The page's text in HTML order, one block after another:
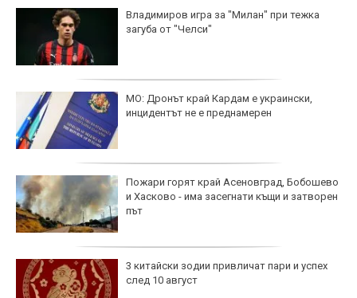
Владимиров игра за "Милан" при тежка
загуба от "Челси"
МО: Дронът край Кардам е украински,
инцидентът не е преднамерен
Пожари горят край Асеновград, Бобошево
и Хасково - има засегнати къщи и затворен
път
3 китайски зодии привличат пари и успех
след 10 август